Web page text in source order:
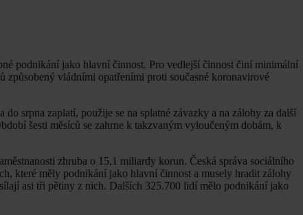
podnikání jako hlavní činnost. Pro vedlejší činnost činí minimální
způsobený vládními opatřeními proti současné koronavirové
srpna zaplatí, použije se na splatné závazky a na zálohy za další
šesti měsíců se zahrne k takzvaným vyloučeným dobám, k
zhruba o 15,1 miliardy korun. Česká správa sociálního
které měly podnikání jako hlavní činnost a musely hradit zálohy
asi tři pětiny z nich. Dalších 325.700 lidí mělo podnikání jako